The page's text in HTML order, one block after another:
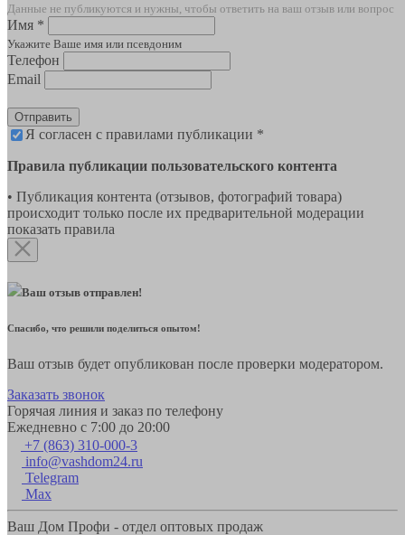
Данные не публикуются и нужны, чтобы ответить на ваш отзыв или вопрос
Имя *
Укажите Ваше имя или псевдоним
Телефон
Email
Отправить
Я согласен с правилами публикации *
Правила публикации пользовательского контента
• Публикация контента (отзывов, фотографий товара)
происходит только после их предварительной модерации
показать правила
Ваш отзыв отправлен!
Спасибо, что решили поделиться опытом!
Ваш отзыв будет опубликован после проверки модератором.
Заказать звонок
Горячая линия и заказ по телефону
Ежедневно с 7:00 до 20:00
+7 (863) 310-000-3
info@vashdom24.ru
Telegram
Max
Ваш Дом Профи - отдел оптовых продаж